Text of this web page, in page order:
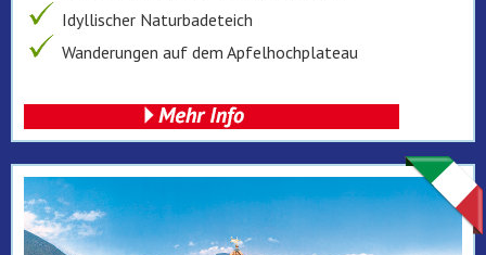
Idyllischer Naturbadeteich
Wanderungen auf dem Apfelhochplateau